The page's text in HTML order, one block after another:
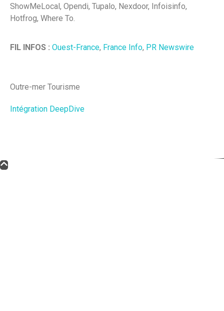
ShowMeLocal, Opendi, Tupalo, Nexdoor, Infoisinfo,
Hotfrog, Where To.
FIL INFOS : Ouest-France, France Info, PR Newswire
Outre-mer Tourisme
Intégration DeepDive